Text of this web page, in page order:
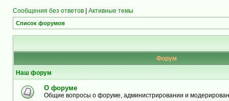
Сообщения без ответов | Активные темы
Список форумов
Форум
Наш форум
О форуме
Общие вопросы о форуме, администрировании и